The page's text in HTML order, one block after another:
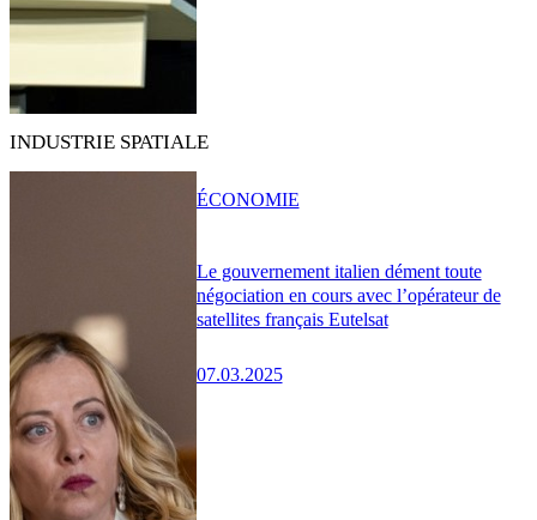
INDUSTRIE SPATIALE
Le gouvernement italien dément toute
négociation en cours avec l’opérateur de
satellites français Eutelsat
07.03.2025
ÉCONOMIE